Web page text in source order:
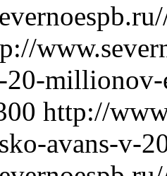
20-
http://
avans-v-